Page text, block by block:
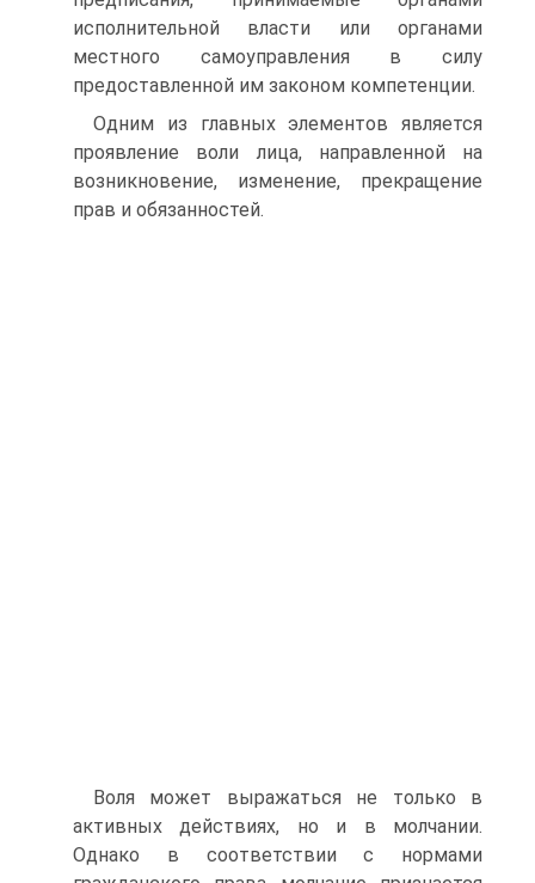
исполнительной власти или органами
местного само­управления в силу
предоставленной им законом компетенции.
Одним из главных элементов является
проявление воли лица, направленной на
возникновение, изменение, прекращение
прав и обязанностей.
Воля может выражаться не только в
активных действиях, но и в молчании.
Однако в соответствии с нормами